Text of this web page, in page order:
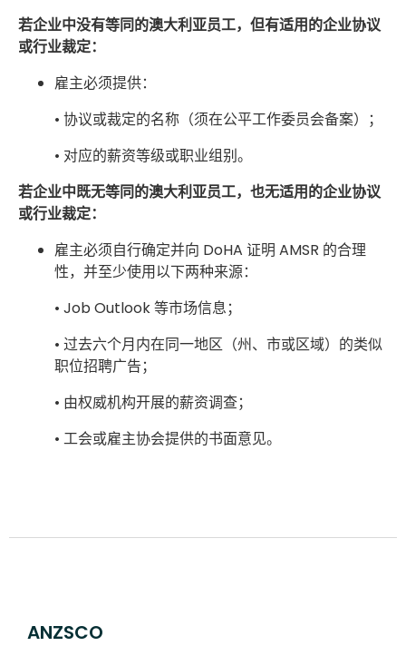
若企业中没有等同的澳大利亚员工，但有适用的企业协议
或行业裁定：
雇主必须提供：
• 协议或裁定的名称（须在公平工作委员会备案）；
• 对应的薪资等级或职业组别。
若企业中既无等同的澳大利亚员工，也无适用的企业协议
或行业裁定：
雇主必须自行确定并向 DoHA 证明 AMSR 的合理
性，并至少使用以下两种来源：
• Job Outlook 等市场信息；
• 过去六个月内在同一地区（州、市或区域）的类似
职位招聘广告；
• 由权威机构开展的薪资调查；
• 工会或雇主协会提供的书面意见。
ANZSCO